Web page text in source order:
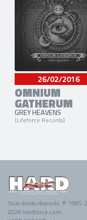
26/02/2016
OMNIUM
GATHERUM
GREY HEAVENS
(Lifeforce Records)
Tous droits réservés. © 1985-
2026 hardforce.com